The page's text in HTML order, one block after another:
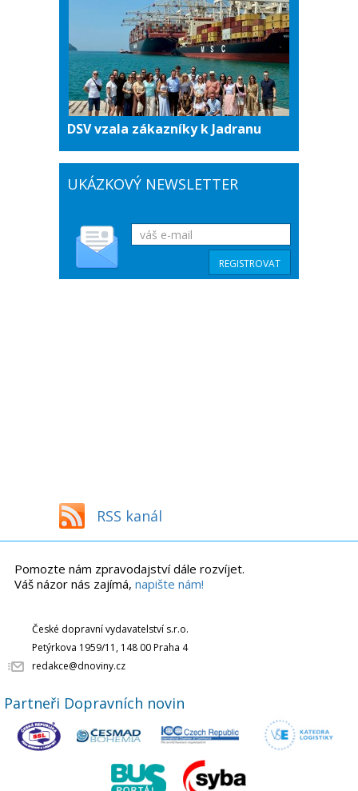
DSV vzala zákazníky k Jadranu
UKÁZKOVÝ NEWSLETTER
RSS kanál
Pomozte nám zpravodajství dále rozvíjet.
Váš názor nás zajímá, napište nám!
České dopravní vydavatelství s.r.o.
Petýrkova 1959/11, 148 00 Praha 4
redakce@dnoviny.cz
Partneři Dopravních novin